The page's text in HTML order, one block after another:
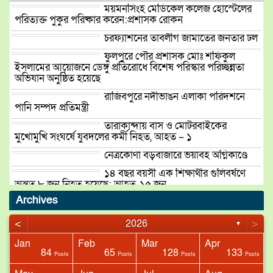
ময়মনসিংহ মেডিকেল কলেজ হোস্টেলের
পরিত্যক্ত পুকুর পরিষ্কার করেন:প্রশাসক রোকন
চরফ্যাশনের তাবলীগ জামাতের জনতার ঢল
ফুলপুরে পৌর প্রশাসক মোঃ শফিকুল
ইসলামের আয়োজনে ডেঙ্গু প্রতিরোধে বিশেষ পরিস্কার পরিচ্ছন্নতা
অভিযান অনুষ্ঠিত হয়েছে
রাজিবপুরে নদীভাঙন এলাকা পরিদর্শনে
পানি সম্পদ প্রতিমন্ত্রী
তারাকান্দায় বাস ও মোটরবাইকের
মুখোমুখি সংঘর্ষে যুবদলের কর্মী নিহত, আহত – ১
নেত্রকোণা বড়বাজারে ভয়াবহ অগ্নিকাণ্ডে
১৪ বছর বয়সী এক শিক্ষার্থীর গুলিবর্ষণে
অন্তত ৮ জন নিহত হয়েছে; আহত-১৫ জন
বগি লাইনচ্যুত হয়েছে
সড়ক দুর্ঘটনায় নিহত হলেন উদীয়মান
বাউল সঙ্গীত শিল্পী পেহেলী ভৈরবী
Archives
<
2026 ▼ >
Jan
84 Posts
Feb
65 Posts
Mar
128 Posts
Apr
133 Posts